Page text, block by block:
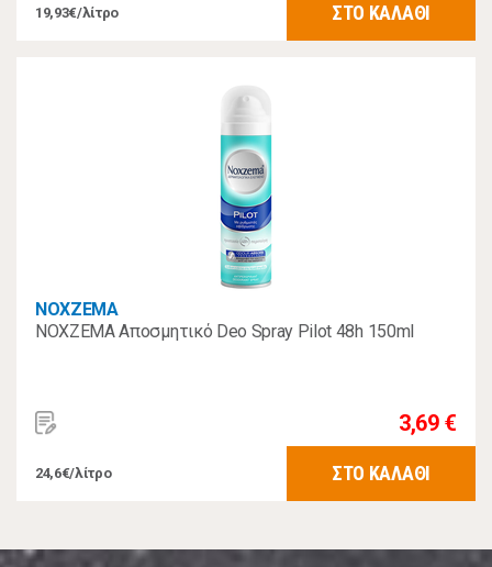
19,93€/λίτρο ΣΤΟ ΚΑΛΑΘΙ
NOXZEMA
NOXZEMA Αποσμητικό Deo Spray Pilot 48h 150ml
3,69 €
24,6€/λίτρο ΣΤΟ ΚΑΛΑΘΙ